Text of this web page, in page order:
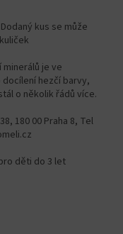
kus se může
je ve
hezčí barvy,
o několik řádů více.
180 00 Praha 8, Tel
děti do 3 let